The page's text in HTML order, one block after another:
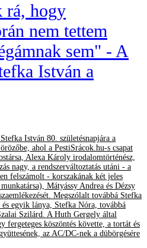
rá, hogy
nem tettem
sem" - A
István a
István 80. születésnapjára a
ahol a PestiSrácok.hu-s csapat
Alexa Károly irodalomtörténész,
nagy, a rendszerváltoztatás utáni - a
felszámolt - korszakának két jeles
Mátyássy Andrea és Dézsy
Megszólalt továbbá Stefka
egyik lánya, Stefka Nóra, továbbá
Szilárd. A Huth Gergely által
fergeteges köszöntés követte, a tortát és
az AC/DC-nek a dübörgésére